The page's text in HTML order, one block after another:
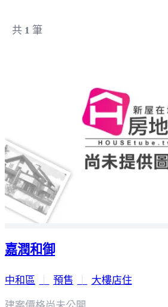
共 1 筆
嘉潤和御
中和區 預售 大樓店住